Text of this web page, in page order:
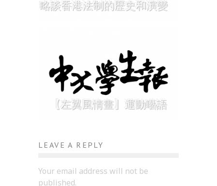
略談香港法制的歷史和演變
【左翼風情畫】運動囈語
LEAVE A REPLY
Your email address will not be
published.